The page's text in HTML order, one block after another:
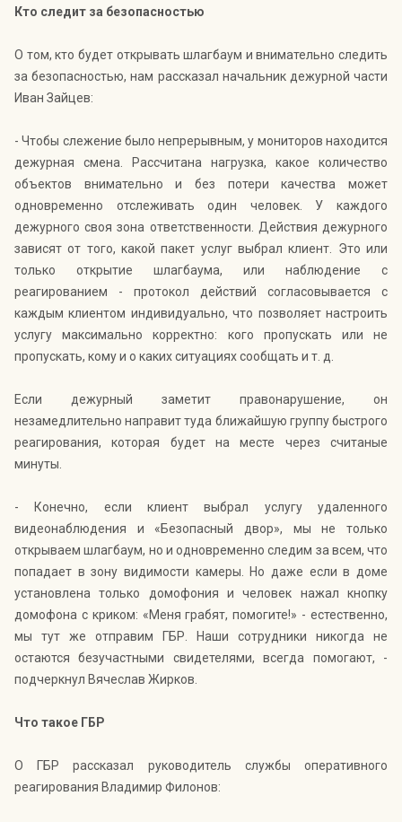
Кто следит за безопасностью
О том, кто будет открывать шлагбаум и внимательно следить
за безопасностью, нам рассказал начальник дежурной части
Иван Зайцев:
- Чтобы слежение было непрерывным, у мониторов находится
дежурная смена. Рассчитана нагрузка, какое количество
объектов внимательно и без потери качества может
одновременно отслеживать один человек. У каждого
дежурного своя зона ответственности. Действия дежурного
зависят от того, какой пакет услуг выбрал клиент. Это или
только открытие шлагбаума, или наблюдение с
реагированием - протокол действий согласовывается с
каждым клиентом индивидуально, что позволяет настроить
услугу максимально корректно: кого пропускать или не
пропускать, кому и о каких ситуациях сообщать и т. д.
Если дежурный заметит правонарушение, он
незамедлительно направит туда ближайшую группу быстрого
реагирования, которая будет на месте через считаные
минуты.
- Конечно, если клиент выбрал услугу удаленного
видеонаблюдения и «Безопасный двор», мы не только
открываем шлагбаум, но и одновременно следим за всем, что
попадает в зону видимости камеры. Но даже если в доме
установлена только домофония и человек нажал кнопку
домофона с криком: «Меня грабят, помогите!» - естественно,
мы тут же отправим ГБР. Наши сотрудники никогда не
остаются безучастными свидетелями, всегда помогают, -
подчеркнул Вячеслав Жирков.
Что такое ГБР
О ГБР рассказал руководитель службы оперативного
реагирования Владимир Филонов: